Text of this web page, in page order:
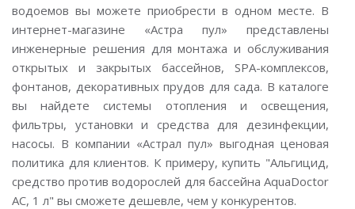
водоемов вы можете приобрести в одном месте. В
интернет-магазине «Астра пул» представлены
инженерные решения для монтажа и обслуживания
открытых и закрытых бассейнов, SPA-комплексов,
фонтанов, декоративных прудов для сада. В каталоге
вы найдете системы отопления и освещения,
фильтры, установки и средства для дезинфекции,
насосы. В компании «Астрал пул» выгодная ценовая
политика для клиентов. К примеру, купить "Альгицид,
средство против водорослей для бассейна AquaDoctor
AC, 1 л" вы сможете дешевле, чем у конкурентов.